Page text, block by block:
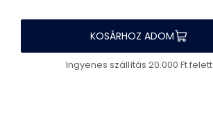
KOSÁRHOZ ADOM
Ingyenes szállítás 20.000 Ft felett